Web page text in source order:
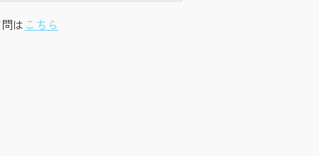
は こちら